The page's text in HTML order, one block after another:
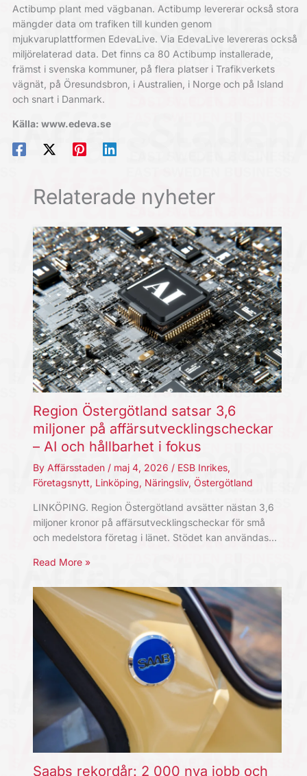
Actibump plant med vägbanan. Actibump levererar också stora
mängder data om trafiken till kunden genom
mjukvaruplattformen EdevaLive. Via EdevaLive levereras också
miljörelaterad data. Det finns ca 80 Actibump installerade,
främst i svenska kommuner, på flera platser i Trafikverkets
vägnät, på Öresundsbron, i Australien, i Norge och på Island
och snart i Danmark.
Källa: www.edeva.se
Relaterade nyheter
Region Östergötland satsar 3,6
miljoner på affärsutvecklingscheckar
– AI och hållbarhet i fokus
By Affärsstaden / maj 4, 2026 / ESB Inrikes,
Företagsnytt, Linköping, Näringsliv, Östergötland
LINKÖPING. Region Östergötland avsätter nästan 3,6
miljoner kronor på affärsutvecklingscheckar för små
och medelstora företag i länet. Stödet kan användas…
Read More »
Saabs rekordår: 2 000 nya jobb och